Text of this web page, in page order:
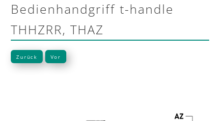
Bedienhandgriff t-handle
THHZRR, THAZ
Zurück Vor